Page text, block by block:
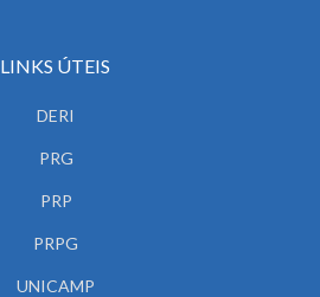
LINKS ÚTEIS
DERI
PRG
PRP
PRPG
UNICAMP